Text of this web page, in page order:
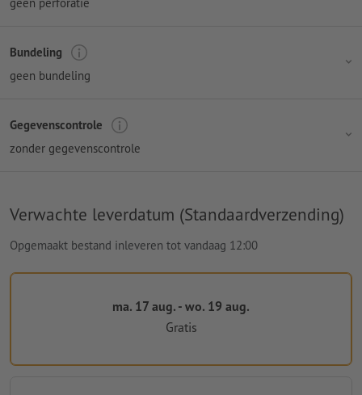
Bundeling
geen bundeling
Gegevenscontrole
zonder gegevenscontrole
Verwachte leverdatum (Standaardverzending)
Opgemaakt bestand inleveren tot vandaag 12:00
ma. 17 aug. - wo. 19 aug.
Gratis